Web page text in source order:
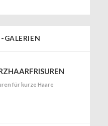
GALERIEN
für kurze Haare